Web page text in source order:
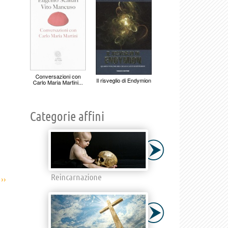
››
Conversazioni con
Carlo Maria Martini... Il risveglio di Endymion
Categorie affini
Reincarnazione